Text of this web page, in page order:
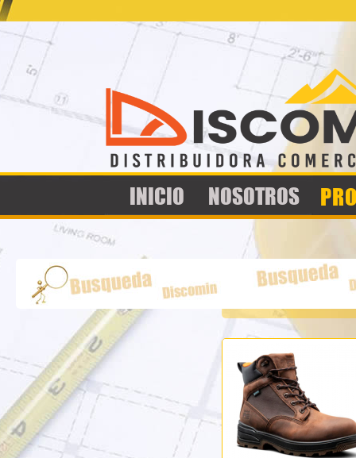
INICIO NOSOTROS
BOTA